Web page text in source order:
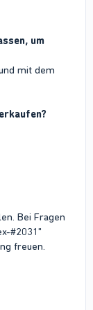
um
mit dem
Bei Fragen
#2031"
freuen.